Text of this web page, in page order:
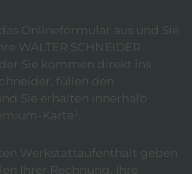
Onlineformular aus und Sie
WALTER SCHNEIDER
Sie kommen direkt ins
füllen den
Sie erhalten innerhalb
Karte¹.
Werkstattaufenthalt geben
Ihrer Rechnung, Ihre